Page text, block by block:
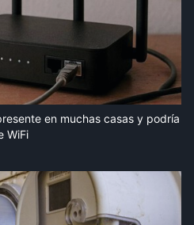
en muchas casas y podría
WiFi